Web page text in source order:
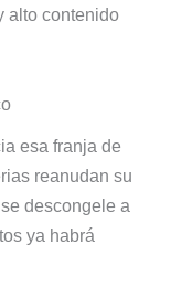
alto contenido
esa franja de
reanudan su
descongele a
ya habrá